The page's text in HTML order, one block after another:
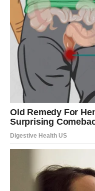
Tokom vikenda
uspjeli potpuno
Ta osoba još uvijek
pokušati ponovo ući u
Ipak, zvijezde vam
Dobro razmislite da li ta
priliku ili vas samo
izvukli.
Vaša intuicija biće
prepoznate šta je